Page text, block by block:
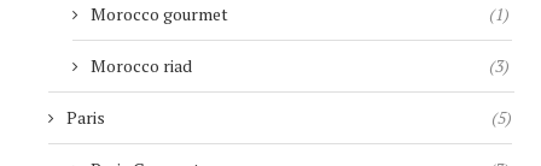
Morocco gourmet (1)
Morocco riad (3)
Paris (5)